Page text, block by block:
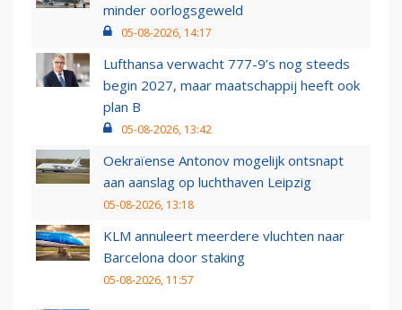
minder oorlogsgeweld
05-08-2026, 14:17
Lufthansa verwacht 777-9’s nog steeds
begin 2027, maar maatschappij heeft ook
plan B
05-08-2026, 13:42
Oekraïense Antonov mogelijk ontsnapt
aan aanslag op luchthaven Leipzig
05-08-2026, 13:18
KLM annuleert meerdere vluchten naar
Barcelona door staking
05-08-2026, 11:57